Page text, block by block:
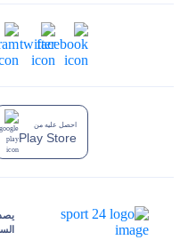
احصل عليه من
Play Store